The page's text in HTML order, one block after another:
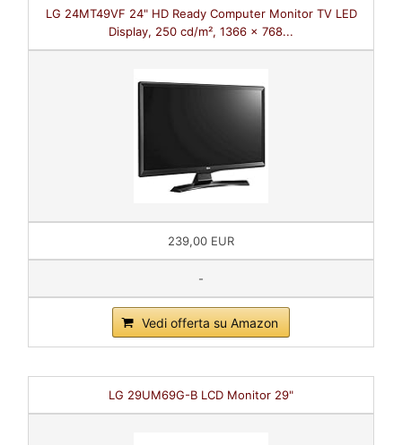
LG 24MT49VF 24" HD Ready Computer Monitor TV LED
Display, 250 cd/m², 1366 x 768...
239,00 EUR
-
Vedi offerta su Amazon
LG 29UM69G-B LCD Monitor 29"